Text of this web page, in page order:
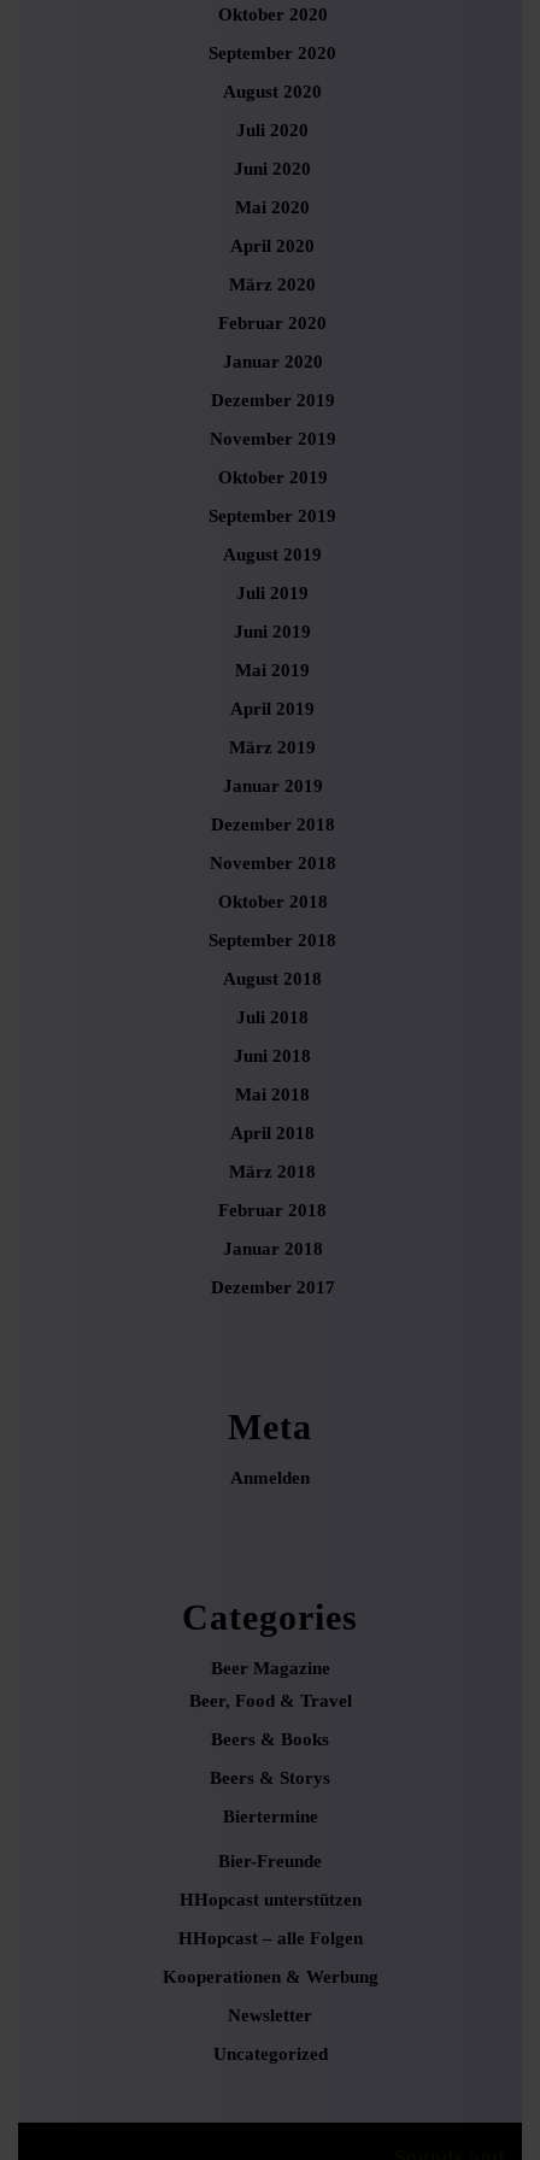
Oktober 2020
September 2020
August 2020
Juli 2020
Juni 2020
Mai 2020
April 2020
März 2020
Februar 2020
Januar 2020
Dezember 2019
November 2019
Oktober 2019
September 2019
August 2019
Juli 2019
Juni 2019
Mai 2019
April 2019
März 2019
Januar 2019
Dezember 2018
November 2018
Oktober 2018
September 2018
August 2018
Juli 2018
Juni 2018
Mai 2018
April 2018
März 2018
Februar 2018
Januar 2018
Dezember 2017
Meta
Anmelden
Categories
Beer Magazine
Beer, Food & Travel
Beers & Books
Beers & Storys
Biertermine
Bier-Freunde
HHopcast unterstützen
HHopcast – alle Folgen
Kooperationen & Werbung
Newsletter
Uncategorized